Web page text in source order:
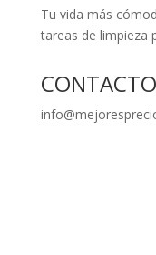
Tu vida más
tareas de limpieza
CONTACTO